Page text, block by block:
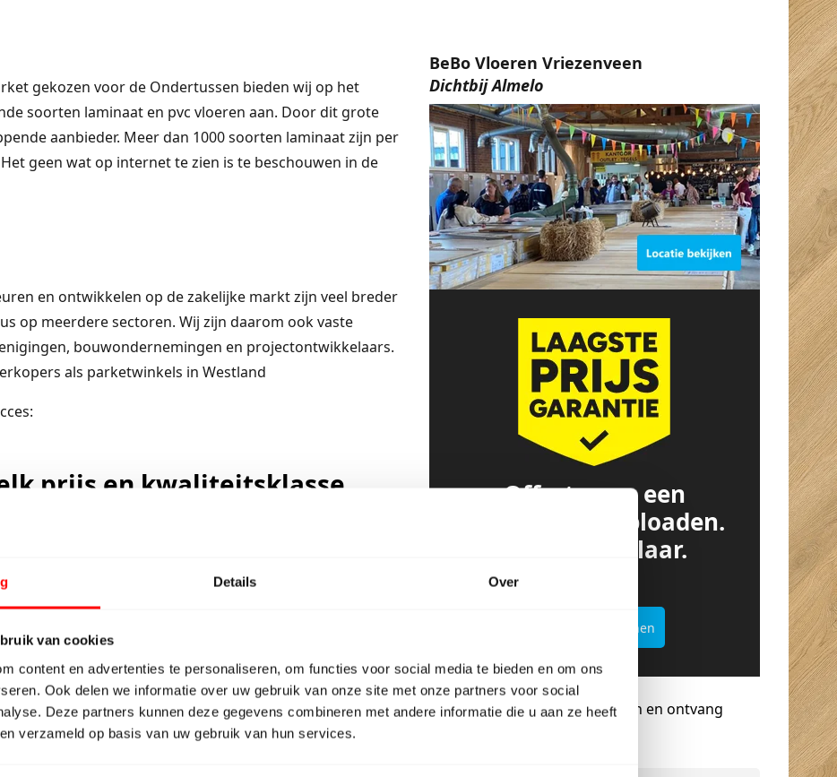
Details Over
van cookies
content en advertenties te personaliseren, om functies voor social media te bieden en om ons
Ook delen we informatie over uw gebruik van onze site met onze partners voor social
Deze partners kunnen deze gegevens combineren met andere informatie die u aan ze heeft
verzameld op basis van uw gebruik van hun services.
gekozen voor de Ondertussen bieden wij op het
soorten laminaat en pvc vloeren aan. Door dit grote
aanbieder. Meer dan 1000 soorten laminaat zijn per
geen wat op internet te zien is te beschouwen in de
en ontwikkelen op de zakelijke markt zijn veel breder
op meerdere sectoren. Wij zijn daarom ook vaste
bouwondernemingen en projectontwikkelaars.
als parketwinkels in Westland
prijs en kwaliteitsklasse
uit meer dan 2500 soorten laminaat en pvc
maar budget merken werken. Het tegendeel is
Balterio, Berry Aloc, Egger, Classen, Parador,
met een aantal budgetleveranciers zo weet je dat je elke
als producten word ook weer
wij de beste prijs-
BeBo Vloeren Vriezenveen
Dichtbij Almelo
Offerte van een
concurrent? Uploaden.
Besparen. Klaar.
Offertekiller openen
Gratis advies op maat
Vraag een terugbelverzoek aan en ontvang